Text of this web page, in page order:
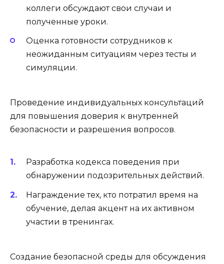
коллеги обсуждают свои случаи и
полученные уроки.
Оценка готовности сотрудников к
неожиданным ситуациям через тесты и
симуляции.
Проведение индивидуальных консультаций
для повышения доверия к внутренней
безопасности и разрешения вопросов.
Разработка кодекса поведения при
обнаружении подозрительных действий.
Награждение тех, кто потратил время на
обучение, делая акцент на их активном
участии в тренингах.
Создание безопасной среды для обсуждения